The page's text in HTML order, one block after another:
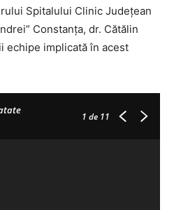
Spitalului Clinic Județean
Constanța, dr. Cătălin
echipe implicată în acest
1 de 11